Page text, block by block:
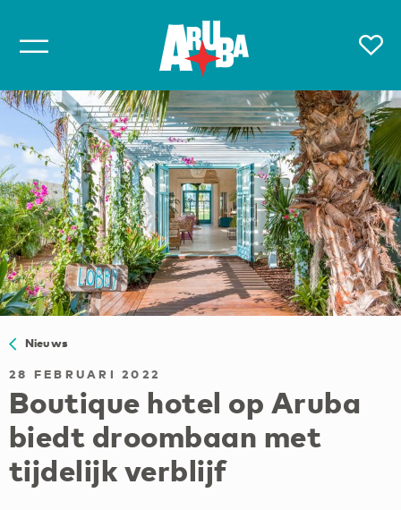
Nieuws
28 FEBRUARI 2022
Boutique hotel op Aruba
biedt droombaan met
tijdelijk verblijf